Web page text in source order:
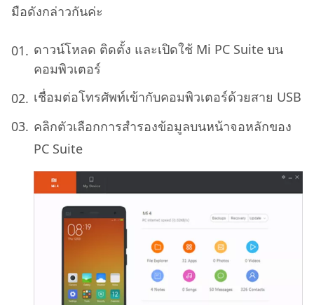
มือดังกล่าวกันค่ะ
ดาวน์โหลด ติดตั้ง และเปิดใช้ Mi PC Suite บน
คอมพิวเตอร์
เชื่อมต่อโทรศัพท์เข้ากับคอมพิวเตอร์ด้วยสาย USB
คลิกตัวเลือกการสํารองข้อมูลบนหน้าจอหลักของ
PC Suite